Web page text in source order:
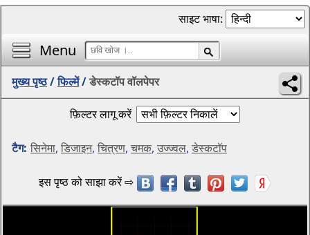
Menu
साइट भाषा:
मुख्य पृष्ठ/फिल्में/डेस्कटॉप वॉलपेपर
फ़िल्टर लागू करें
टैग: सिनेमा, डिजाइन, चित्रण, चमक, उज्ज्वल, डेस्कटॉप